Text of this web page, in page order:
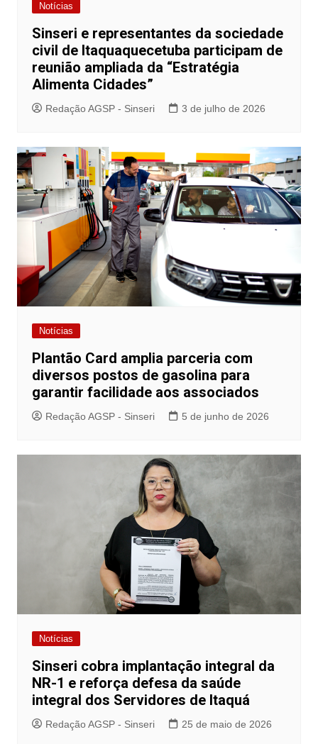
Notícias
Sinseri e representantes da sociedade
civil de Itaquaquecetuba participam de
reunião ampliada da “Estratégia
Alimenta Cidades”
Redação AGSP - Sinseri 3 de julho de 2026
Notícias
Plantão Card amplia parceria com
diversos postos de gasolina para
garantir facilidade aos associados
Redação AGSP - Sinseri 5 de junho de 2026
Notícias
Sinseri cobra implantação integral da
NR-1 e reforça defesa da saúde
integral dos Servidores de Itaquá
Redação AGSP - Sinseri 25 de maio de 2026